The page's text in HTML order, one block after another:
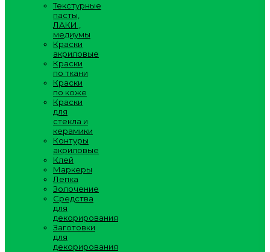
Текстурные
пасты,
ЛАКИ ,
медиумы
Краски
акриловые
Краски
по ткани
Краски
по коже
Краски
для
стекла и
керамики
Контуры
акриловые
Клей
Маркеры
Лепка
Золочение
Средства
для
декорирования
Заготовки
для
декорирования